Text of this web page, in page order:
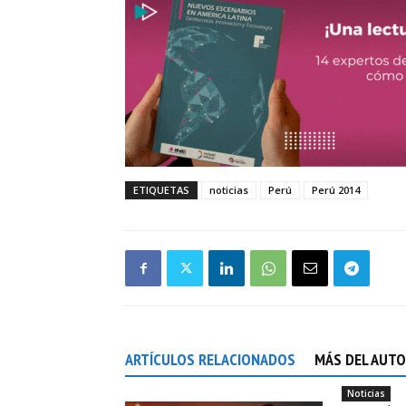
ETIQUETAS noticias Perú Perú 2014
ARTÍCULOS RELACIONADOS MÁS DEL
Noticias